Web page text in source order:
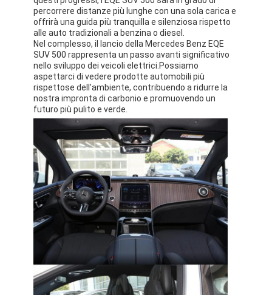
percorrere distanze più lunghe con una sola carica e
offrirà una guida più tranquilla e silenziosa rispetto
alle auto tradizionali a benzina o diesel.
Nel complesso, il lancio della Mercedes Benz EQE
SUV 500 rappresenta un passo avanti significativo
nello sviluppo dei veicoli elettrici.Possiamo
aspettarci di vedere prodotte automobili più
rispettose dell'ambiente, contribuendo a ridurre la
nostra impronta di carbonio e promuovendo un
futuro più pulito e verde.